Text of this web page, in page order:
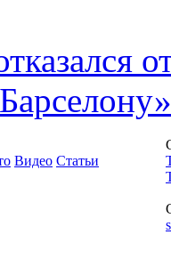
Видео Статьи